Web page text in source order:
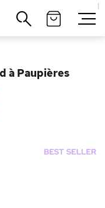
|
à Paupières
Cerrar